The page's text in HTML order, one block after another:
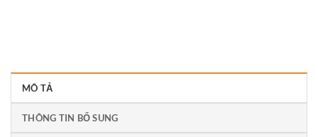
MÔ TẢ
THÔNG TIN BỔ SUNG